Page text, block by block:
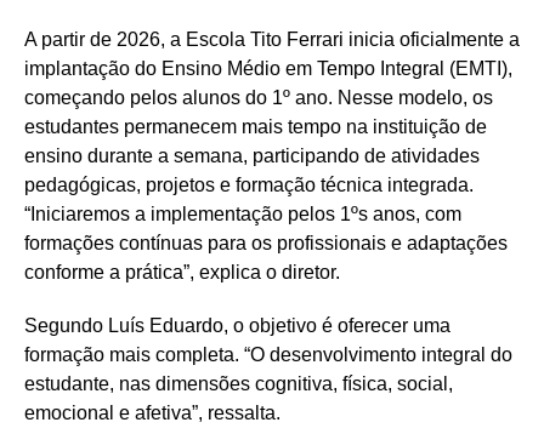
A partir de 2026, a Escola Tito Ferrari inicia oficialmente a
implantação do Ensino Médio em Tempo Integral (EMTI),
começando pelos alunos do 1º ano. Nesse modelo, os
estudantes permanecem mais tempo na instituição de
ensino durante a semana, participando de atividades
pedagógicas, projetos e formação técnica integrada.
“Iniciaremos a implementação pelos 1ºs anos, com
formações contínuas para os profissionais e adaptações
conforme a prática”, explica o diretor.
Segundo Luís Eduardo, o objetivo é oferecer uma
formação mais completa. “O desenvolvimento integral do
estudante, nas dimensões cognitiva, física, social,
emocional e afetiva”, ressalta.